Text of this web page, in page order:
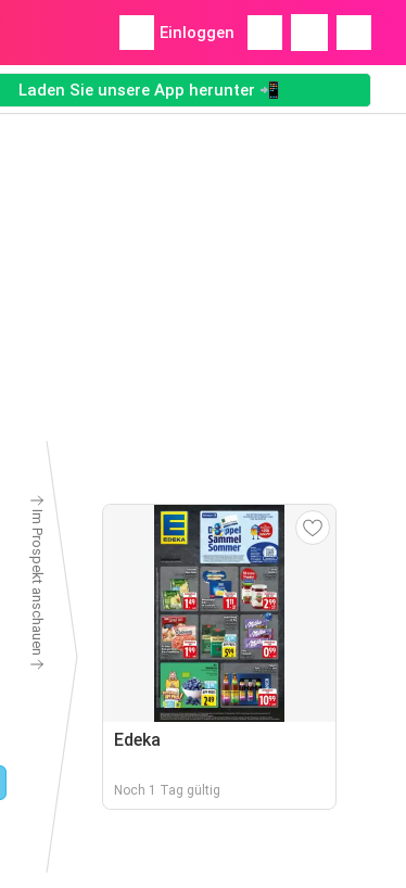
Einloggen
Laden Sie unsere App herunter 📲
Im Prospekt anschauen
Edeka
Noch 1 Tag gültig